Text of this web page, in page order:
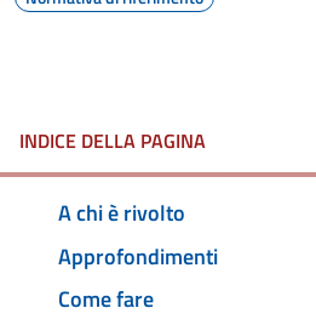
INDICE DELLA PAGINA
A chi è rivolto
Approfondimenti
Come fare